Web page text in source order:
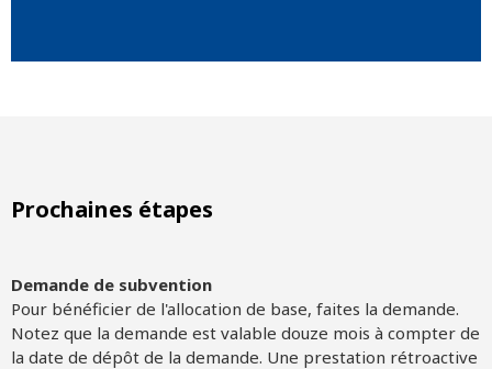
Prochaines étapes
Demande de subvention
Pour bénéficier de l'allocation de base, faites la demande.
Notez que la demande est valable douze mois à compter de
la date de dépôt de la demande. Une prestation rétroactive